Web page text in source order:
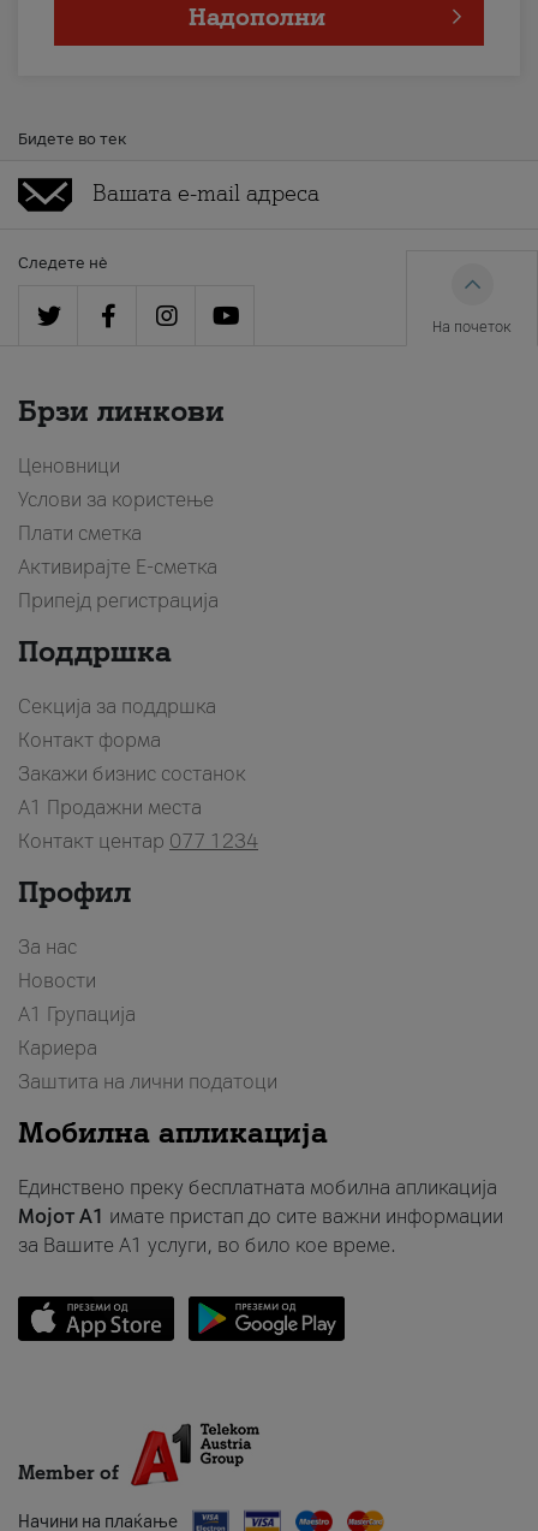
Надополни
Бидете во тек
Следете нè
На почеток
Брзи линкови
Ценовници
Услови за користење
Плати сметка
Активирајте Е-сметка
Припејд регистрација
Поддршка
Секција за поддршка
Контакт форма
Закажи бизнис состанок
A1 Продажни места
Контакт центар 077 1234
Профил
За нас
Новости
А1 Групација
Кариера
Заштита на лични податоци
Мобилна апликација
Единствено преку бесплатната мобилна апликација
Мојот A1 имате пристап до сите важни информации
за Вашите A1 услуги, во било кое време.
Member of
Начини на плаќање